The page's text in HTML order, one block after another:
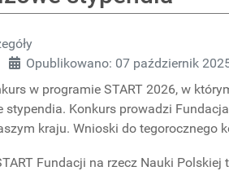
Opublikowano: 07 październik
w programie START 2026, w
stypendia. Konkurs prowadzi
kraju. Wnioski do tegorocznego
Fundacji na rzecz Nauki